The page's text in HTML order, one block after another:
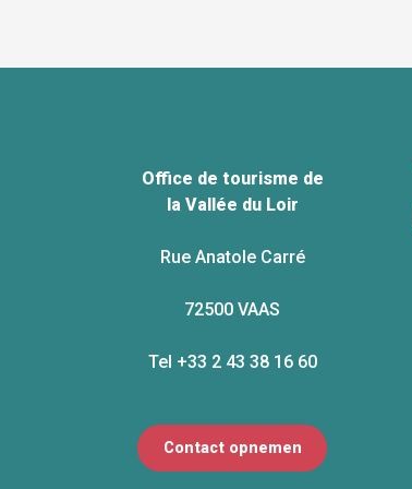
Office de tourisme de
la Vallée du Loir
Rue Anatole Carré
72500 VAAS
Tel +33 2 43 38 16 60
Contact opnemen